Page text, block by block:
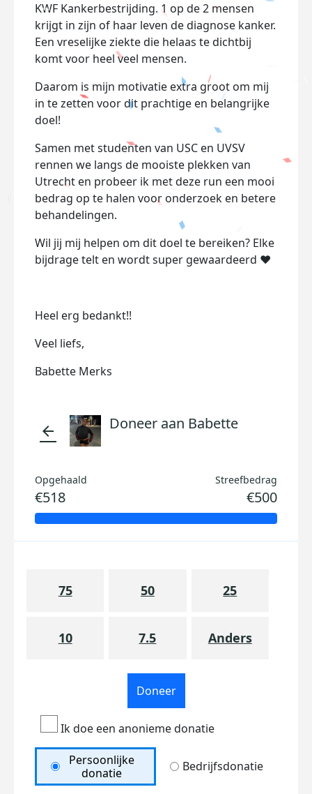
KWF Kankerbestrijding. 1 op de 2 mensen
krijgt in zijn of haar leven de diagnose kanker.
Een vreselijke ziekte die helaas te dichtbij
komt voor heel veel mensen.
Daarom is mijn motivatie extra groot om mij
in te zetten voor dit prachtige en belangrijke
doel!
Samen met studenten van USC en UVSV
rennen we langs de mooiste plekken van
Utrecht en probeer ik met deze run een mooi
bedrag op te halen voor onderzoek en betere
behandelingen.
Wil jij mij helpen om dit doel te bereiken? Elke
bijdrage telt en wordt super gewaardeerd ❤️
Heel erg bedankt!!
Veel liefs,
Babette Merks
arrow_back Doneer aan Babette
Opgehaald
€518
Streefbedrag
€500
75 50 25
10 7.5 Anders
Doneer
Ik doe een anonieme donatie
Persoonlijke
donatie
Bedrijfsdonatie